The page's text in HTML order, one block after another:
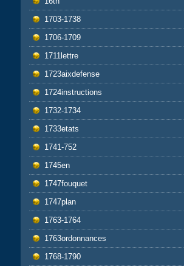
1703-1738
1706-1709
1711lettre
1723aixdefense
1724instructions
1732-1734
1733etats
1741-752
1745en
1747fouquet
1747plan
1763-1764
1763ordonnances
1768-1790